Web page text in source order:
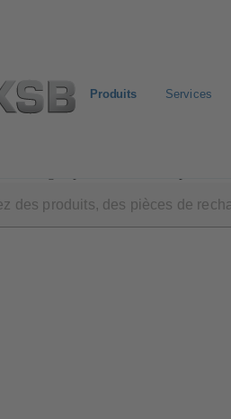
Produits Services